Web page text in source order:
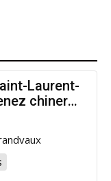
Laurent-
chiner
!